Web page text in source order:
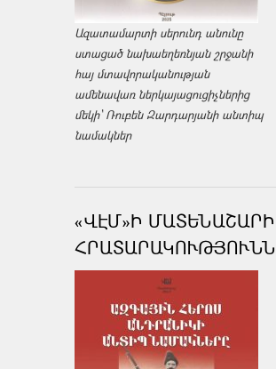
Ազատամարտի սերունդ անունը
ստացած նախաեղեռնյան շրջանի
հայ մտավորականության
ամենավառ ներկայացուցիչներից
մեկի՝ Ռուբեն Զարդարյանի անտիպ
նամակներ
«ՎԷՄ»Ի ՄԱՏԵՆԱՇԱՐԻ